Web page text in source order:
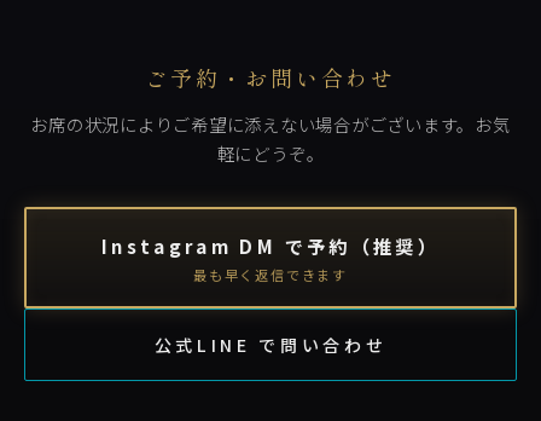
ご予約・お問い合わせ
お席の状況によりご希望に添えない場合がございます。お気
軽にどうぞ。
Instagram DM で予約（推奨）
最も早く返信できます
公式LINE で問い合わせ